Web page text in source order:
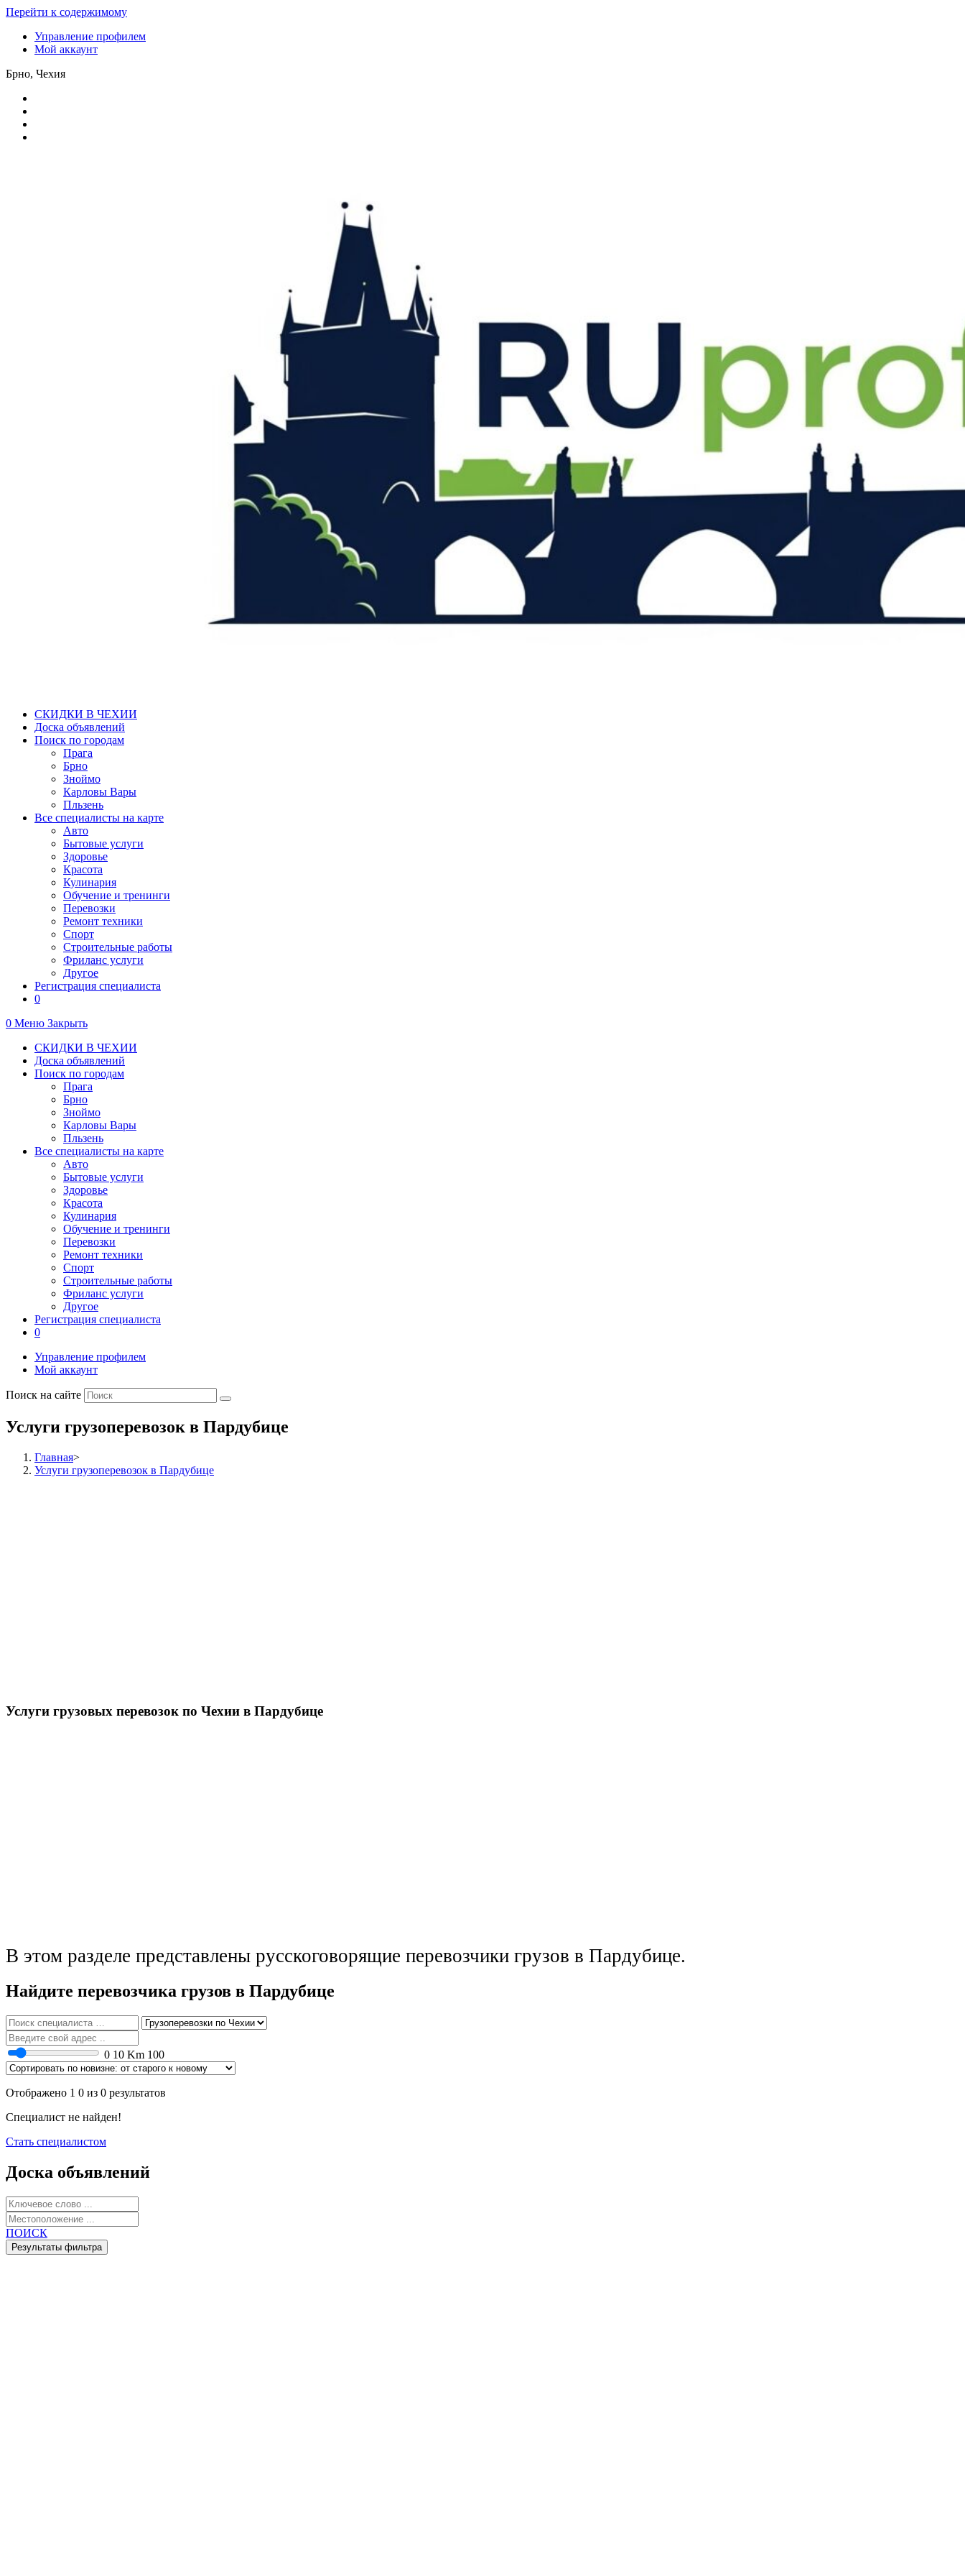
Перейти к содержимому
Управление профилем
Мой аккаунт
Брно, Чехия
СКИДКИ В ЧЕХИИ
Доска объявлений
Поиск по городам
Прага
Брно
Зноймо
Карловы Вары
Пльзень
Все специалисты на карте
Авто
Бытовые услуги
Здоровье
Красота
Кулинария
Обучение и тренинги
Перевозки
Ремонт техники
Спорт
Строительные работы
Фриланс услуги
Другое
Регистрация специалиста
0
0 Меню Закрыть
СКИДКИ В ЧЕХИИ
Доска объявлений
Поиск по городам
Прага
Брно
Зноймо
Карловы Вары
Пльзень
Все специалисты на карте
Авто
Бытовые услуги
Здоровье
Красота
Кулинария
Обучение и тренинги
Перевозки
Ремонт техники
Спорт
Строительные работы
Фриланс услуги
Другое
Регистрация специалиста
0
Управление профилем
Мой аккаунт
Поиск на сайте
Услуги грузоперевозок в Пардубице
Главная>
Услуги грузоперевозок в Пардубице
Услуги грузовых перевозок по Чехии в Пардубице
В этом разделе представлены русскоговорящие перевозчики грузов в Пардубице.
Найдите перевозчика грузов в Пардубице
0 10 Km 100
Отображено 1 0 из 0 результатов
Специалист не найден!
Стать специалистом
Доска объявлений
ПОИСК